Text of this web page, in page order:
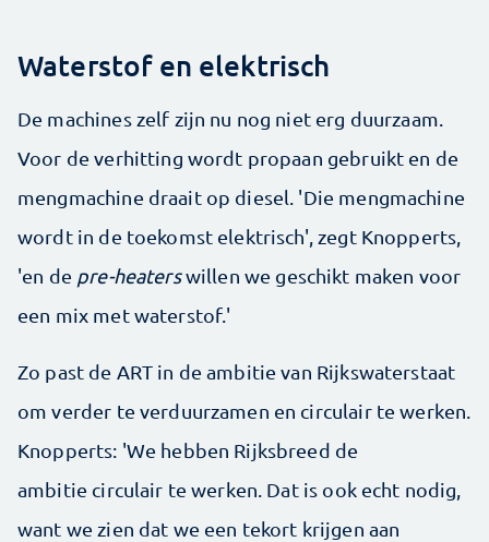
Waterstof en elektrisch
De machines zelf zijn nu nog niet erg duurzaam.
Voor de verhitting wordt propaan gebruikt en de
mengmachine draait op diesel. 'Die mengmachine
wordt in de toekomst elektrisch', zegt Knopperts,
'en de pre-heaterswillen we geschikt maken voor
een mix met waterstof.'
Zo past de ART in de ambitie van Rijkswaterstaat
om verder te verduurzamen en circulair te werken.
Knopperts: 'We hebben Rijksbreed de
ambitie circulair te werken. Dat is ook echt nodig,
want we zien dat we een tekort krijgen aan